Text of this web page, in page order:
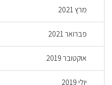
מרץ 2021
פברואר 2021
אוקטובר 2019
יולי 2019